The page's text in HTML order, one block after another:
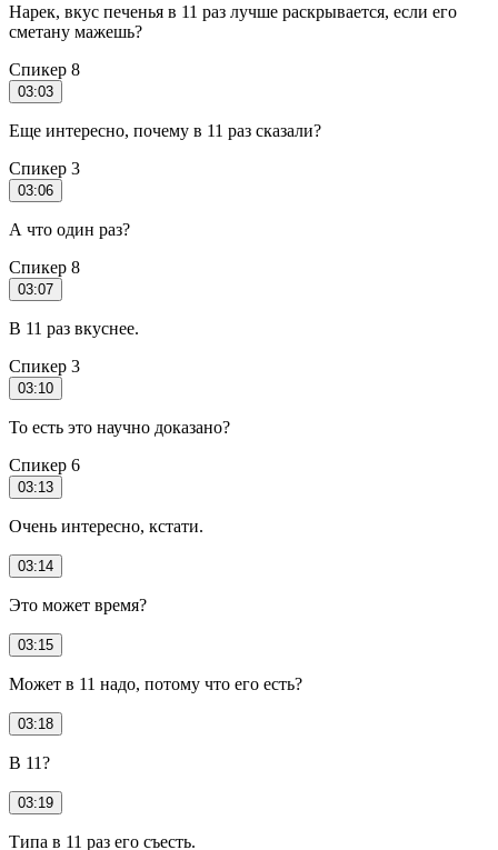
Нарек, вкус печенья в 11 раз лучше раскрывается, если его
сметану мажешь?
Спикер 8
03:03
Еще интересно, почему в 11 раз сказали?
Спикер 3
03:06
А что один раз?
Спикер 8
03:07
В 11 раз вкуснее.
Спикер 3
03:10
То есть это научно доказано?
Спикер 6
03:13
Очень интересно, кстати.
03:14
Это может время?
03:15
Может в 11 надо, потому что его есть?
03:18
В 11?
03:19
Типа в 11 раз его съесть.